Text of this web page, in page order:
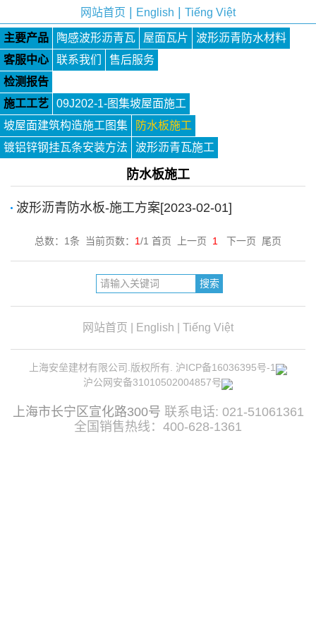
网站首页 English Tiếng Việt
主要产品 陶感波形沥青瓦 屋面瓦片
波形沥青防水材料
客服中心
联系我们
售后服务
检测报告
施工工艺
09J202-1-图集坡屋面施工
坡屋面建筑构造施工图集
防水板施工
镀铝锌钢挂瓦条安装方法
波形沥青瓦施工
防水板施工
波形沥青防水板-施工方案[2023-02-01]
总数：1条 当前页数： 1/1 首页 上一页 1 下一页 尾页
网站首页 English Tiếng Việt
上海安垒建材有限公司.版权所有. 沪ICP备16036395号-1
沪公网安备31010502004857号
上海市长宁区宣化路300号 联系电话: 021-51061361
全国销售热线：400-628-1361